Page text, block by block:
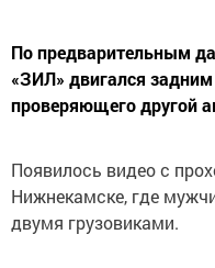
По предварительным
«ЗИЛ» двигался
проверяющего другой
Появилось видео с
Нижнекамске, где
двумя грузовиками.